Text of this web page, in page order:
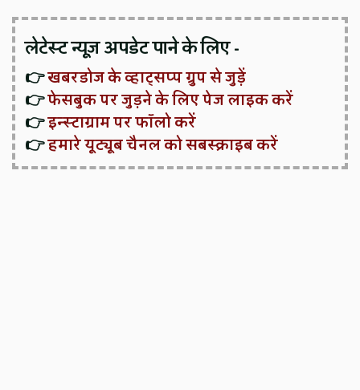
लेटेस्ट न्यूज़ अपडेट पाने के लिए -
👉खबरडोज के व्हाट्सप्प ग्रुप से जुड़ें
👉फेसबुक पर जुड़ने के लिए पेज लाइक करें
👉इन्स्टाग्राम पर फॉलो करें
👉हमारे यूट्यूब चैनल को सबस्क्राइब करें